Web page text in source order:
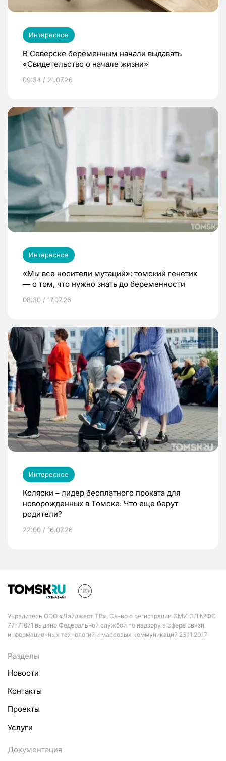
Интересное
В Северске беременным начали выдавать
«Свидетельство о начале жизни»
09:34 / 21.07.26
Интересное
«Мы все носители мутаций»: томский генетик
— о том, что нужно знать до беременности
08:30 / 17.07.26
Интересное
Коляски – лидер бесплатного проката для
новорожденных в Томске. Что еще берут
родители?
22:00 / 16.07.26
Учредитель ООО «Дайджест ТВ». Св-во о регистрации СМИ ЭЛ №ФС
77-71671 выдано Федеральной службой по надзору в сфере связи,
информационных технологий и массовых коммуникаций 23.11.2017
Разделы
Новости
Контакты
Проекты
Услуги
Документация